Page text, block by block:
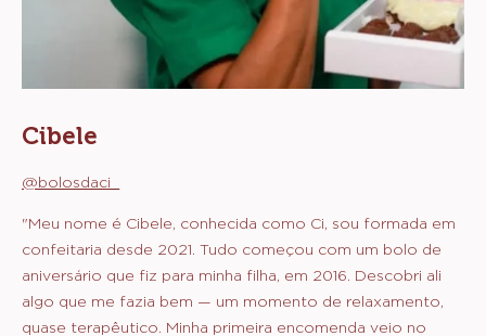
Cibele
@bolosdaci_
"Meu nome é Cibele, conhecida como Ci, sou formada em
confeitaria desde 2021. Tudo começou com um bolo de
aniversário que fiz para minha filha, em 2016. Descobri ali
algo que me fazia bem — um momento de relaxamento,
quase terapêutico. Minha primeira encomenda veio no